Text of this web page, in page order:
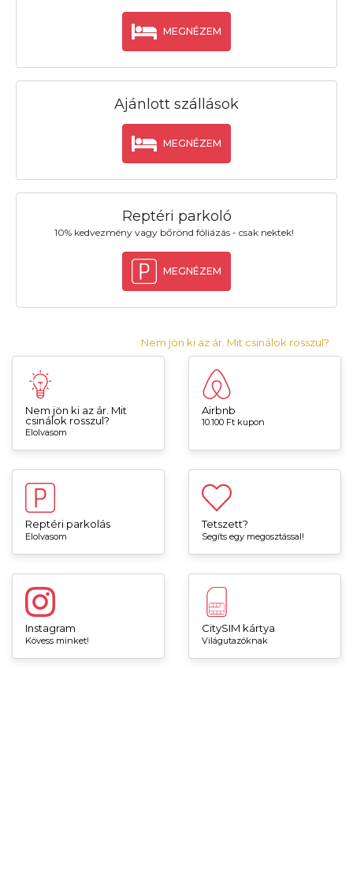
MEGNÉZEM
Ajánlott szállások
MEGNÉZEM
Reptéri parkoló
10% kedvezmény vagy bőrönd fóliázás - csak nektek!
MEGNÉZEM
Nem jön ki az ár. Mit csinálok rosszul?
Nem jön ki az ár. Mit
csinálok rosszul?
Elolvasom
Airbnb
10.100 Ft kupon
Reptéri parkolás
Elolvasom
Tetszett?
Segíts egy megosztással!
Instagram
Kövess minket!
CitySIM kártya
Világutazóknak